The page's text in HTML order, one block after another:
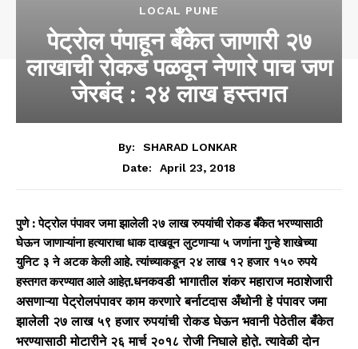
LOCAL PUNE
पेट्रोल पंपाहून बँकेत जाणारी २७
लाखाची रोकड पळवून नेणारे पाच जण
जेरबंद : २४ लाख हस्तगत
By:
SHARAD LONKAR
Date:
April 23, 2018
पुणे : पेट्रोल पंपावर जमा झालेली २७ लाख रुपयांची रोकड बँकेत भरण्यासाठी
घेऊन जाणाऱ्यांना हत्याराचा धाक दाखवून लुटणाऱ्या ५ जणांना गुन्हे शाखेच्या
युनिट ३ ने अटक केली आहे. त्यांच्याकडून २४ लाख १२ हजार १५० रुपये
हस्तगत करण्यात आले आहेत़.धनकवडी भागातील शंकर महाराज मठाशेजारी
असणाऱ्या पेट्रोलपंपावर काम करणारे बर्नाटदास अँथोनी हे पंपावर जमा
झालेली २७ लाख ५९ हजार रुपयांची रोकड घेऊन भवानी पेठेतील बँकेत
भरण्यासाठी मोटारीने २६ मार्च २०१८ रोजी निघाले होते़. त्यावेळी दोन